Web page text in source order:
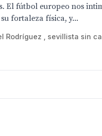
El fútbol europeo nos
fortaleza física, y...
Rodríguez , sevillista sin